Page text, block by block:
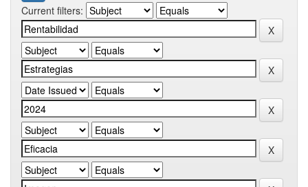
Current filters: